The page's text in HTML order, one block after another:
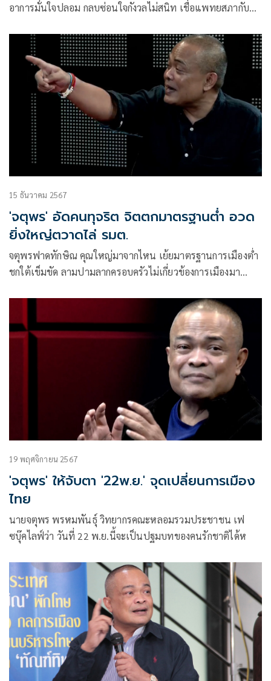
อาการมั่นใจปลอม กลบซ่อนใจกังวลไม่สนิท เชื่อแพทยสภากับ
ประณามรัฐบาลเอื้อนักโทษชั้น 14 ขยี้บ่อนคาสิโนดูดการพนัน
ออนไลน์ถูกกฎหมายทำชาติฉิบหาย
15 ธันวาคม 2567
'จตุพร' อัดคนทุจริต จิตตกมาตรฐานต่ำ อวด
ยิ่งใหญ่ตวาดไล่ รมต.
จตุพรฟาดทักษิณ คุณใหญ่มาจากไหน เย้ยมาตรฐานการเมืองต่ำ
ชกใต้เข็มขัด ลามปามลากครอบครัวไม่เกี่ยวข้องการเมืองมา
เมือง ปัดหากินกับม็อบเพราะไม่ได้คุมเงิน ปูดบางพรรคหลังเลือก
ตั้งจ่ายเงินให้ สส.คนละ 5 ล้านแล้ว ย้อนคุณรู้หรือไม่? จะให้
ปปง.ตรวจสอบหรือไม่
19 พฤศจิกายน 2567
'จตุพร' ให้จับตา '22พ.ย.' จุดเปลี่ยนการเมือง
ไทย
นายจตุพร พรหมพันธุ์ วิทยากรคณะหลอมรวมประชาชน เฟ
ซบุ๊คไลฟ์ว่า วันที่ 22 พ.ย.นี้จะเป็นปฐมบทของคนรักชาติได้ห